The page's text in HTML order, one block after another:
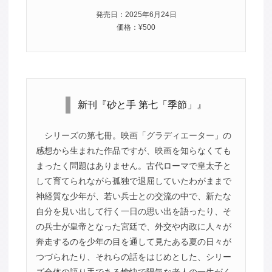
発売日：2025年6月24日
価格：¥500
新刊『砂と手 第七「季節」』
シリーズの第七冊。映画「グラディエーター」の
感想から生まれた作品ですが、映画を知らなくても
まったく問題はありません。古代ローマで皇太子と
して育てられながら孤独で退屈していたわがままで
神経質な少年が、若い兵士との交流の中で、新たな
自分を見い出して行く一日の思い出を語ったり、そ
の兵士が皇帝となった宮廷で、外交や内政に人々が
奔走するのを少年の目を通して見たある夏の日々が
つづられたり、それらの話をはじめとした、シリー